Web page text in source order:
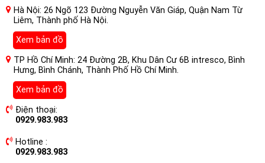
Hà Nội: 26 Ngõ 123 Đường Nguyễn Văn Giáp, Quận Nam Từ
Liêm, Thành phố Hà Nội.
Xem bản đồ
TP Hồ Chí Minh: 24 Đường 2B, Khu Dân Cư 6B intresco, Bình
Hưng, Bình Chánh, Thành Phố Hồ Chí Minh.
Xem bản đồ
Điện thoại:
0929.983.983
Hotline :
0929.983.983